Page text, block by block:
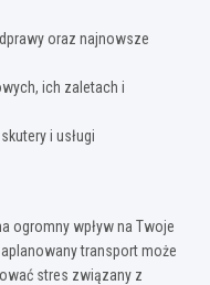
oraz najnowsze
ich zaletach i
i usługi
ogromny wpływ na Twoje
transport może
stres związany z